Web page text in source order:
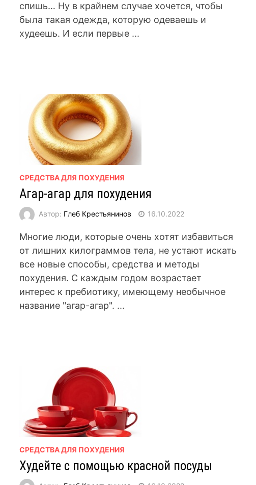
спишь… Ну в крайнем случае хочется, чтобы
была такая одежда, которую одеваешь и
худеешь. И если первые ...
СРЕДСТВА ДЛЯ ПОХУДЕНИЯ
Агар-агар для похудения
Автор: Глеб Крестьянинов 16.10.2022
Многие люди, которые очень хотят избавиться
от лишних килограммов тела, не устают искать
все новые способы, средства и методы
похудения. С каждым годом возрастает
интерес к пребиотику, имеющему необычное
название "агар-агар". ...
СРЕДСТВА ДЛЯ ПОХУДЕНИЯ
Худейте с помощью красной посуды